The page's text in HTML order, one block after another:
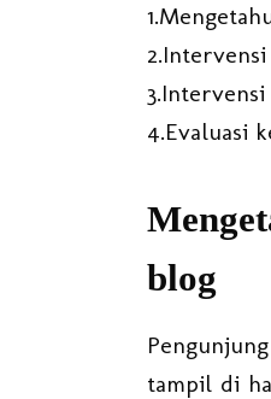
4.Evaluasi
blog
tampil di